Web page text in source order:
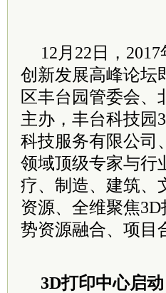
12月22日，
创新发展高峰论坛
区丰台园管委会、
主办，丰台科技园
科技服务有限公司
领域顶级专家与行
疗、制造、建筑、
资源、全维聚焦
势资源融合、项目
3D打印中心启